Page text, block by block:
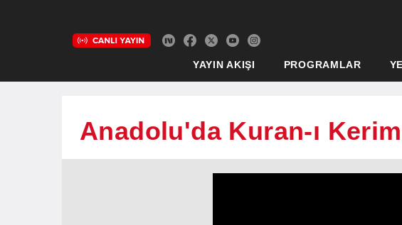
YAYIN AKIŞI PROGRAMLAR
Anadolu'da Kuran-ı